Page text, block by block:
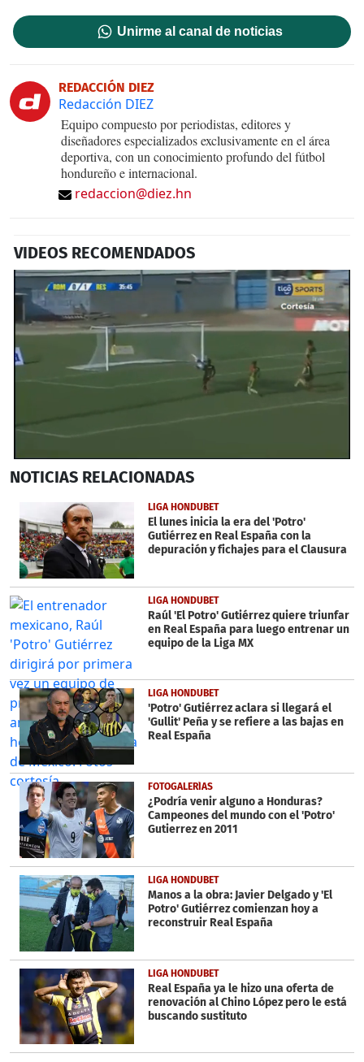
Unirme al canal de noticias
REDACCIÓN DIEZ
Redacción DIEZ
Equipo compuesto por periodistas, editores y
diseñadores especializados exclusivamente en el área
deportiva, con un conocimiento profundo del fútbol
hondureño e internacional.
redaccion@diez.hn
VIDEOS RECOMENDADOS
seconds
minute,
55
seconds
NOTICIAS RELACIONADAS
LIGA HONDUBET
El lunes inicia la era del 'Potro'
Gutiérrez en Real España con la
depuración y fichajes para el Clausura
LIGA HONDUBET
Raúl 'El Potro' Gutiérrez quiere triunfar
en Real España para luego entrenar un
equipo de la Liga MX
LIGA HONDUBET
'Potro' Gutiérrez aclara si llegará el
'Gullit' Peña y se refiere a las bajas en
Real España
FOTOGALERÍAS
¿Podría venir alguno a Honduras?
Campeones del mundo con el 'Potro'
Gutierrez en 2011
LIGA HONDUBET
Manos a la obra: Javier Delgado y 'El
Potro' Gutiérrez comienzan hoy a
reconstruir Real España
LIGA HONDUBET
Real España ya le hizo una oferta de
renovación al Chino López pero le está
buscando sustituto